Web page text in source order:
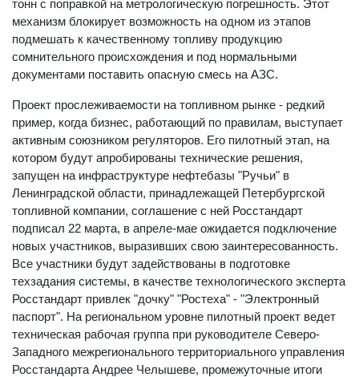
тонн с поправкой на метрологическую погрешность. Этот
механизм блокирует возможность на одном из этапов
подмешать к качественному топливу продукцию
сомнительного происхождения и под нормальными
документами поставить опасную смесь на АЗС.
Проект прослеживаемости на топливном рынке - редкий
пример, когда бизнес, работающий по правилам, выступает
активным союзником регуляторов. Его пилотный этап, на
котором будут апробированы технические решения,
запущен на инфраструктуре нефтебазы "Ручьи" в
Ленинградской области, принадлежащей Петербургской
топливной компании, соглашение с ней Росстандарт
подписал 22 марта, в апреле-мае ожидается подключение
новых участников, выразивших свою заинтересованность.
Все участники будут задействованы в подготовке
техзадания системы, в качестве технологического эксперта
Росстандарт привлек "дочку" "Ростеха" - "Электронный
паспорт". На региональном уровне пилотный проект ведет
техническая рабочая группа при руководителе Северо-
Западного межрегионального территориального управления
Росстандарта Андрее Челышеве, промежуточные итоги